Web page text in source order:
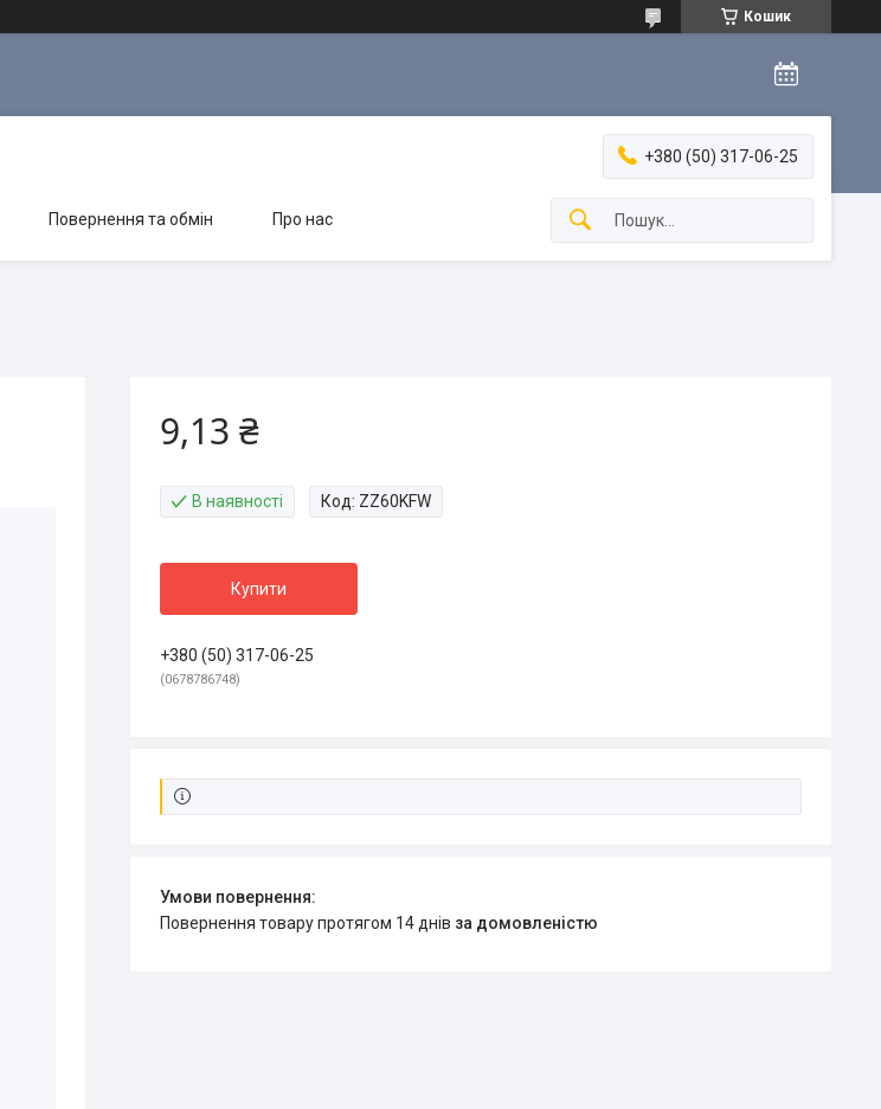
Кошик
+380 (50) 317-06-25
Повернення та обмін Про нас
9,13 ₴
В наявності Код: ZZ60KFW
Купити
+380 (50) 317-06-25
0678786748
повернення товару протягом 14 днів за домовленістю